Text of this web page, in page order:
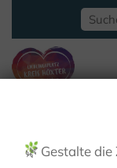
🌿 Gestalte